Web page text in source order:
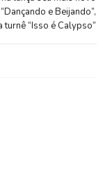
e Beijando”,
turnê “Isso é Calypso”